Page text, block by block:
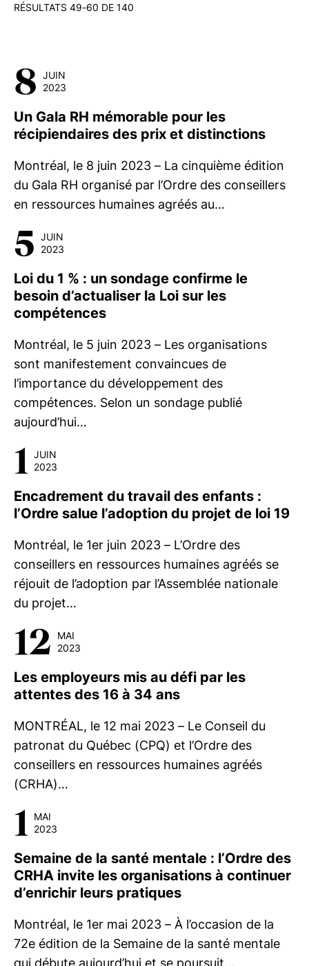
RÉSULTATS 49-60 DE 140
8 JUIN
2023
Un Gala RH mémorable pour les
récipiendaires des prix et distinctions
Montréal, le 8 juin 2023 – La cinquième édition
du Gala RH organisé par l’Ordre des conseillers
en ressources humaines agréés au…
5 JUIN
2023
Loi du 1 % : un sondage confirme le
besoin d’actualiser la Loi sur les
compétences
Montréal, le 5 juin 2023 – Les organisations
sont manifestement convaincues de
l’importance du développement des
compétences. Selon un sondage publié
aujourd’hui…
1
JUIN
2023
Encadrement du travail des enfants :
l’Ordre salue l’adoption du projet de loi 19
Montréal, le 1er juin 2023 – L’Ordre des
conseillers en ressources humaines agréés se
réjouit de l’adoption par l’Assemblée nationale
du projet…
12
MAI
2023
Les employeurs mis au défi par les
attentes des 16 à 34 ans
MONTRÉAL, le 12 mai 2023 – Le Conseil du
patronat du Québec (CPQ) et l’Ordre des
conseillers en ressources humaines agréés
(CRHA)…
1
MAI
2023
Semaine de la santé mentale : l’Ordre des
CRHA invite les organisations à continuer
d’enrichir leurs pratiques
Montréal, le 1er mai 2023 – À l’occasion de la
72e édition de la Semaine de la santé mentale
qui débute aujourd’hui et se poursuit…